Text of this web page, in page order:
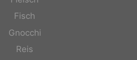
Fisch
Gnocchi
Reis